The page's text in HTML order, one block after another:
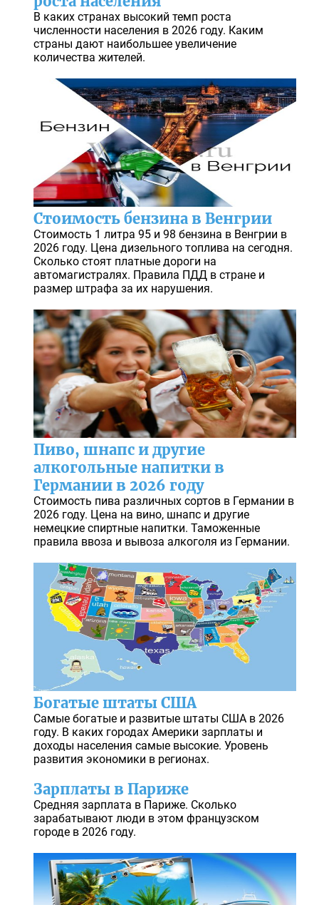
В каких странах высокий темп роста
численности населения в 2026 году. Каким
страны дают наибольшее увеличение
количества жителей.
Стоимость бензина в Венгрии
Стоимость 1 литра 95 и 98 бензина в Венгрии в
2026 году. Цена дизельного топлива на сегодня.
Сколько стоят платные дороги на
автомагистралях. Правила ПДД в стране и
размер штрафа за их нарушения.
Пиво, шнапс и другие
алкогольные напитки в
Германии в 2026 году
Стоимость пива различных сортов в Германии в
2026 году. Цена на вино, шнапс и другие
немецкие спиртные напитки. Таможенные
правила ввоза и вывоза алкоголя из Германии.
Богатые штаты США
Самые богатые и развитые штаты США в 2026
году. В каких городах Америки зарплаты и
доходы населения самые высокие. Уровень
развития экономики в регионах.
Зарплаты в Париже
Средняя зарплата в Париже. Сколько
зарабатывают люди в этом французском
городе в 2026 году.